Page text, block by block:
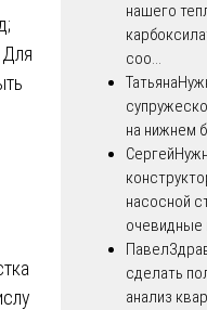
нашего
соо...
Татьяна
на нижнем
Сергей
насосной
очевидные
Павел
сделать
анализ